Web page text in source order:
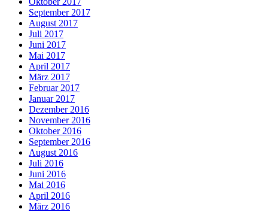
September 2017
August 2017
Juli 2017
Juni 2017
Mai 2017
April 2017
März 2017
Februar 2017
Januar 2017
Dezember 2016
November 2016
Oktober 2016
September 2016
August 2016
Juli 2016
Juni 2016
Mai 2016
April 2016
März 2016